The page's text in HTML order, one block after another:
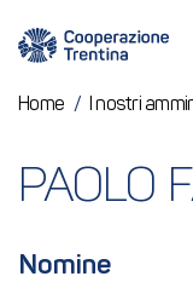
Home / I nostri
PAOLO
Nomine